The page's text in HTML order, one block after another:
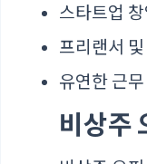
스타트업
프리랜서
유연한 근
비상주